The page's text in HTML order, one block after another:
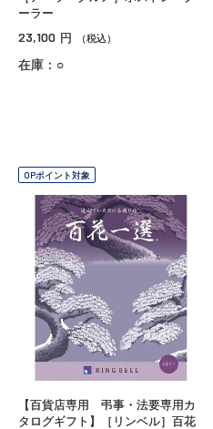
ーラー
23,100 円 （税込）
在庫：○
OPポイント対象
【百貨店専用 弔事・法要専用カ
タログギフト】［リンベル］百花